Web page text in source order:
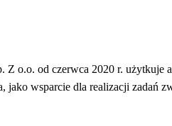
o.o. od czerwca 2020 r. użytkuje
jako wsparcie dla realizacji zadań